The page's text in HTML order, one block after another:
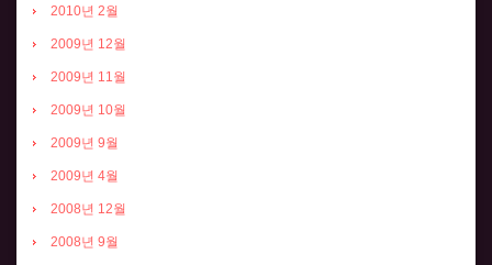
2010년 2월
2009년 12월
2009년 11월
2009년 10월
2009년 9월
2009년 4월
2008년 12월
2008년 9월